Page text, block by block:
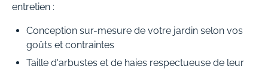
entretien :
Conception sur-mesure de votre jardin selon vos
goûts et contraintes
Taille d'arbustes et de haies respectueuse de leur